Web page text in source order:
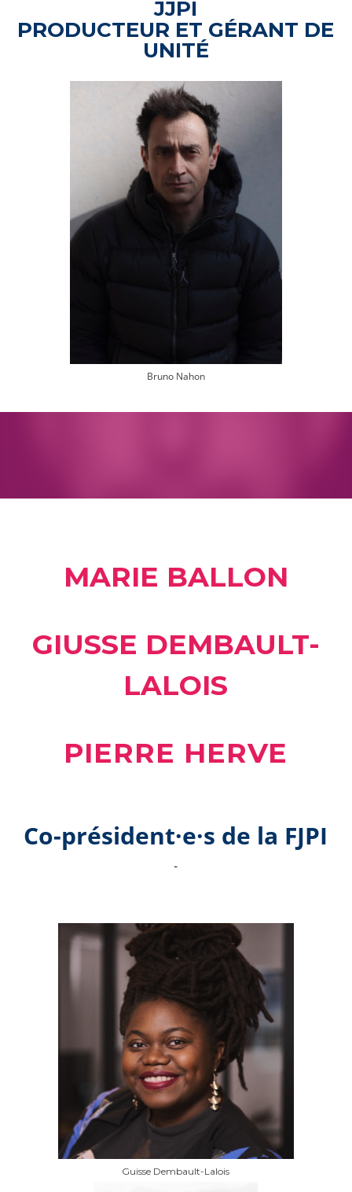
JJPI
PRODUCTEUR ET GÉRANT DE
UNITÉ
Bruno Nahon
MARIE BALLON
GIUSSE DEMBAULT-
LALOIS
PIERRE HERVE
Co-président·e·s de la FJPI
-
Guisse Dembault-Lalois